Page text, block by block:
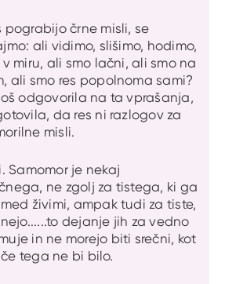
pograbijo črne misli, se
ali vidimo, slišimo, hodimo,
miru, ali smo lačni, ali smo na
ali smo res popolnoma sami?
odgovorila na ta vprašanja,
da res ni razlogov za
misli.
Samomor je nekaj
ne zgolj za tistega, ki ga
živimi, ampak tudi za tiste,
dejanje jih za vedno
in ne morejo biti srečni, kot
tega ne bi bilo.